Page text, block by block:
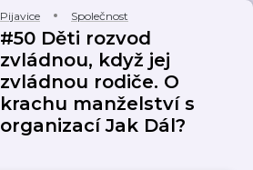
Pijavice Společnost
#50 Děti rozvod
zvládnou, když jej
zvládnou rodiče. O
krachu manželství s
organizací Jak Dál?